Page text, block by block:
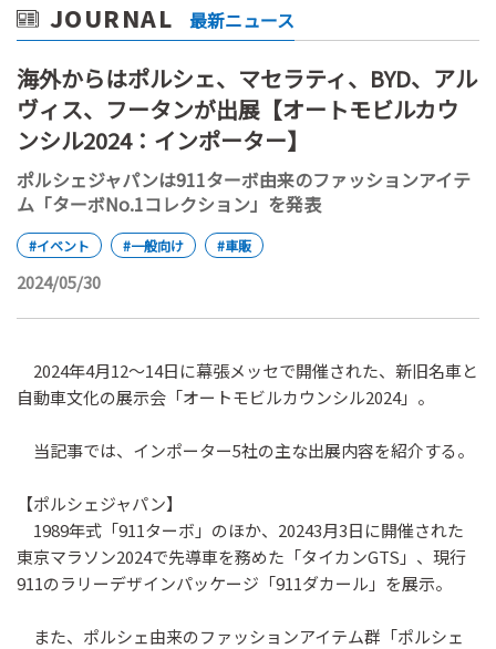
JOURNAL 最新ニュース
海外からはポルシェ、マセラティ、BYD、アル
ヴィス、フータンが出展【オートモビルカウ
ンシル2024：インポーター】
ポルシェジャパンは911ターボ由来のファッションアイテ
ム「ターボNo.1コレクション」を発表
#イベント #一般向け #車販
2024/05/30
2024年4月12～14日に幕張メッセで開催された、新旧名車と
自動車文化の展示会「オートモビルカウンシル2024」。
当記事では、インポーター5社の主な出展内容を紹介する。
【ポルシェジャパン】
1989年式「911ターボ」のほか、20243月3日に開催された
東京マラソン2024で先導車を務めた「タイカンGTS」、現行
911のラリーデザインパッケージ「911ダカール」を展示。
また、ポルシェ由来のファッションアイテム群「ポルシェ